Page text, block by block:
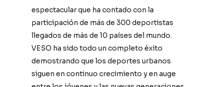
espectacular que ha contado con la
participación de más de 300 deportistas
llegados de más de 10 países del mundo.
VESO ha sido todo un completo éxito
demostrando que los deportes urbanos
siguen en continuo crecimiento y en auge